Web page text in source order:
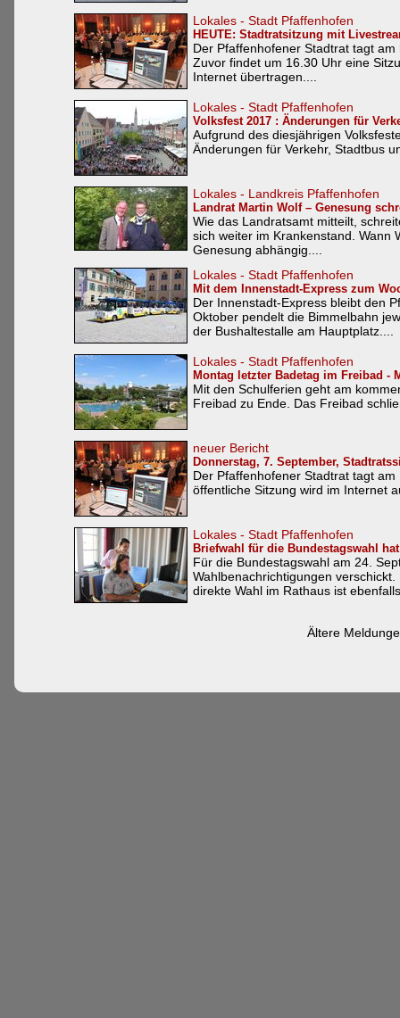
Lokales - Stadt Pfaffenhofen
HEUTE: Stadtratsitzung mit
Der Pfaffenhofener Stadtrat tagt
Zuvor findet um 16.30 Uhr eine
Internet übertragen....
Lokales - Stadt Pfaffenhofen
Volksfest 2017 : Änderungen für
Aufgrund des diesjährigen
Änderungen für Verkehr, Stadtbus
Lokales - Landkreis Pfaffenhofen
Landrat Martin Wolf – Genesung
Wie das Landratsamt mitteilt,
sich weiter im Krankenstand. Wann
Genesung abhängig....
Lokales - Stadt Pfaffenhofen
Mit dem Innenstadt-Express zum
Der Innenstadt-Express bleibt den
Oktober pendelt die Bimmelbahn
der Bushaltestalle am Hauptplatz....
Lokales - Stadt Pfaffenhofen
Montag letzter Badetag im Freibad -
Mit den Schulferien geht am
Freibad zu Ende. Das Freibad
neuer Bericht
Donnerstag, 7. September,
Der Pfaffenhofener Stadtrat tagt
öffentliche Sitzung wird im Internet
Lokales - Stadt Pfaffenhofen
Briefwahl für die Bundestagswahl
Für die Bundestagswahl am 24.
Wahlbenachrichtigungen
direkte Wahl im Rathaus ist
Ältere